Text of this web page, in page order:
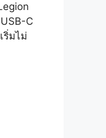
C
ริ่มไม่